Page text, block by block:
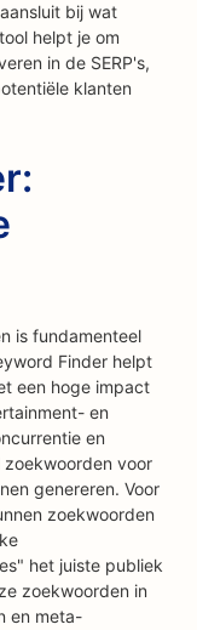
bij wat
helpt je om
in de SERP's,
klanten
is fundamenteel
Finder helpt
een hoge impact
en
en
voor
genereren. Voor
zoekwoorden
het juiste publiek
zoekwoorden in
en meta-